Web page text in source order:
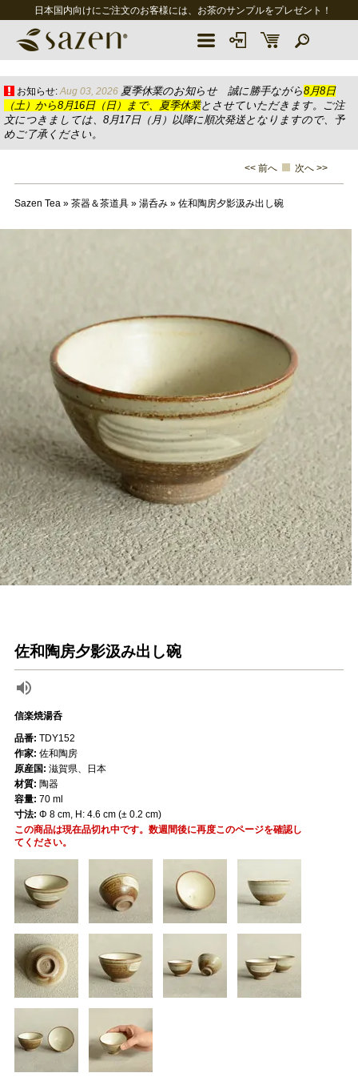
日本国内向けにご注文のお客様には、お茶のサンプルをプレゼント！
お知らせ: Aug 03, 2026 夏季休業のお知らせ 誠に勝手ながら8月8日
（土）から8月16日（日）まで、夏季休業とさせていただきます。ご注
文につきましては、8月17日（月）以降に順次発送となりますので、予
めご了承ください。
<< 前へ 次へ >>
Sazen Tea» 茶器＆茶道具» 湯呑み» 佐和陶房夕影汲み出し碗
佐和陶房夕影汲み出し碗
信楽焼湯呑
品番: TDY152
作家: 佐和陶房
原産国: 滋賀県、日本
材質: 陶器
容量: 70 ml
寸法: Φ 8 cm, H: 4.6 cm (± 0.2 cm)
この商品は現在品切れ中です。数週間後に再度このページを確認し
てください。